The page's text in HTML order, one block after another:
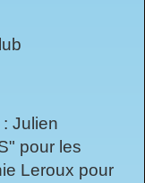
Julien
pour les
Leroux pour